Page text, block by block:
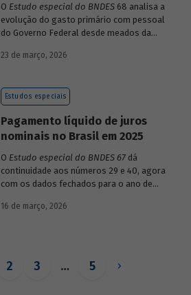
O Estudo especial do BNDES68 analisa a
evolução do gasto primário com pessoal
do Governo Federal desde meados da
durante esse período e as mudanças
23 de março, 2026
Estudos especiais
Pagamento líquido de juros
nominais no Brasil em 2025
O Estudo especial do BNDES 67dá
continuidade aos números 29 e 40, agora
com os dados fechados para o ano de
16 de março, 2026
2 3 … 5